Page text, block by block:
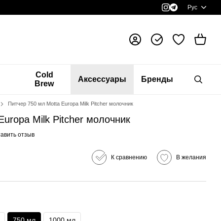
Рус
Cold
Brew
Аксессуары Бренды
Питчер 750 мл Motta Europa Milk Pitcher молочник
Milk Pitcher молочник
отзыв
К сравнению В желания